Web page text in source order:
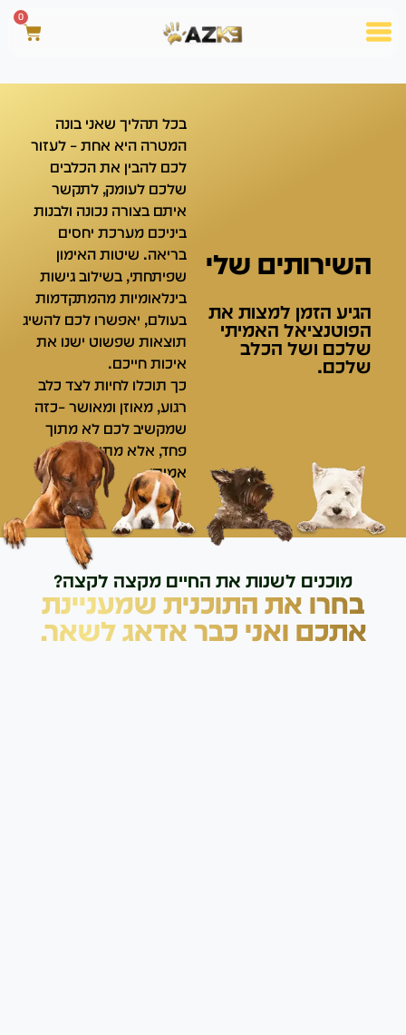
0
השירותים שלי
הגיע הזמן למצות את
הפוטנציאל האמיתי
שלכם ושל הכלב
שלכם.
בכל תהליך שאני בונה
המטרה היא אחת – לעזור
לכם להבין את הכלבים
שלכם לעומק, לתקשר
איתם בצורה נכונה ולבנות
ביניכם מערכת יחסים
בריאה. שיטות האימון
שפיתחתי, בשילוב גישות
בינלאומיות מהמתקדמות
בעולם, יאפשרו לכם להשיג
תוצאות שפשוט ישנו את
איכות חייכם.
כך תוכלו לחיות לצד כלב
רגוע, מאוזן ומאושר –כזה
שמקשיב לכם לא מתוך
פחד, אלא מתוך קשר
אמיתי.
מוכנים לשנות את החיים מקצה לקצה?
בחרו את התוכנית שמעניינת
אתכם ואני כבר אדאג לשאר.